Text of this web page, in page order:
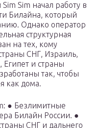
Sim начал работу в
Билайна, который
Однако оператор
структурная
на тех, кому
СНГ, Израиль,
и страны
так, чтобы
как дома.
● Безлимитные
Билайн России. ●
СНГ и дальнего